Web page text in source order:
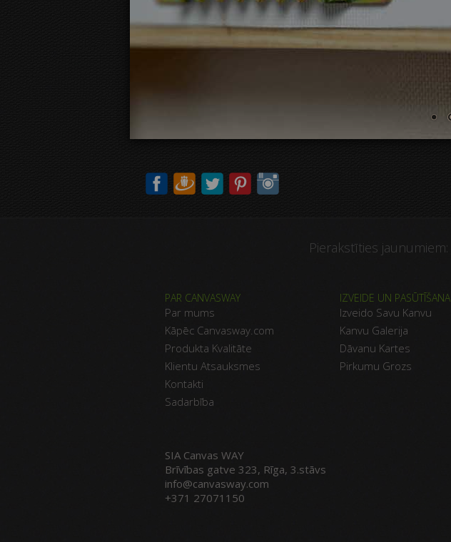
Pierakstīties jaunumiem:
PAR CANVASWAY
Par mums
Kāpēc Canvasway.com
Produkta Kvalitāte
Klientu Atsauksmes
Kontakti
Sadarbība
IZVEIDE UN PASŪTĪŠANA
Izveido Savu Kanvu
Kanvu Galerija
Dāvanu Kartes
Pirkumu Grozs
SIA Canvas WAY
Brīvības gatve 323, Rīga, 3.stāvs
info@canvasway.com
+371 27071150